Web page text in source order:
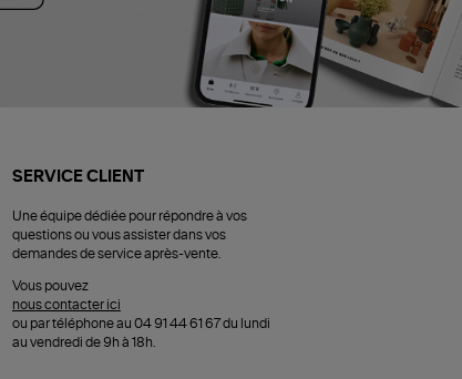
SERVICE CLIENT
Une équipe dédiée pour répondre à vos
questions ou vous assister dans vos
demandes de service après-vente.
Vous pouvez
nous contacter ici
ou par téléphone au 04 91 44 61 67 du lundi
au vendredi de 9h à 18h.